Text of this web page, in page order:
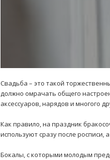
Свадьба – это такой
должно омрачать общего
аксессуаров, нарядов и многого
Как правило, на праздник
используют сразу после росписи,
Бокалы, с которыми молодым